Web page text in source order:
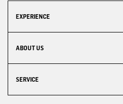
EXPERIENCE
ABOUT US
SERVICE